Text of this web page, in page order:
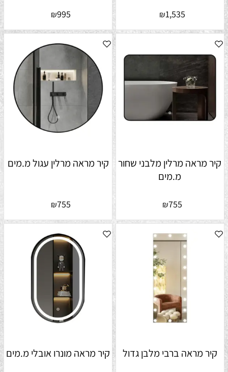
₪1,535
₪995
קיר מראה מרלין מלבני שחור
מ.מים
₪755
קיר מראה מרלין עגול מ.מים
₪755
קיר מראה ברבי מלבן גדול קיר מראה מונרו אובלי מ.מים